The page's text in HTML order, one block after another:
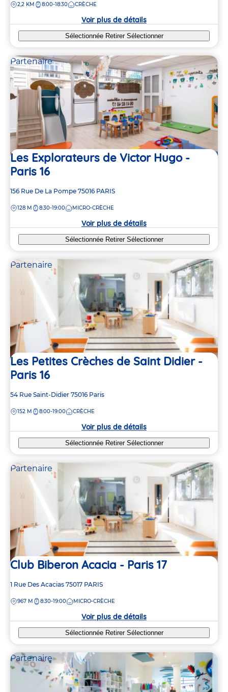
la
DISTANCE
2,2 KM 8:00-18:30 CRÈCHE
Voir plus de détails
Sélectionnée Retirer Sélectionner
Partenaire
Les Explorateurs de Victor Hugo -
Paris 16
Adresse
la
156 Rue De La Pompe 75016 PARIS
DISTANCE
128 M 8:30-19:00 MICRO-CRÈCHE
Voir plus de détails
Sélectionnée Retirer Sélectionner
Partenaire
Les Petites Crèches de Saint Didier -
Paris 16
Adresse
la
54 Rue Saint-Didier 75016 Paris
DISTANCE
152 M 8:00-19:00 CRÈCHE
Voir plus de détails
Sélectionnée Retirer Sélectionner
Partenaire
Club Biberon Acacia - Paris 17
Adresse
la
1 Rue Des Acacias 75017 PARIS
DISTANCE
967 M 8:30-19:00 MICRO-CRÈCHE
Voir plus de détails
Sélectionnée Retirer Sélectionner
Partenaire